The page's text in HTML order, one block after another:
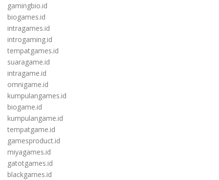
gamingbio.id
biogames.id
intragames.id
introgaming.id
tempatgames.id
suaragame.id
intragame.id
omnigame.id
kumpulangames.id
biogame.id
kumpulangame.id
tempatgame.id
gamesproduct.id
miyagames.id
gatotgames.id
blackgames.id